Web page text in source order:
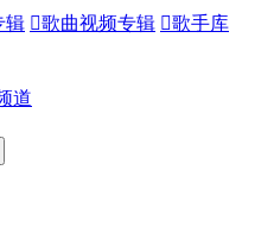
辑 歌曲视频专辑 歌手库
道